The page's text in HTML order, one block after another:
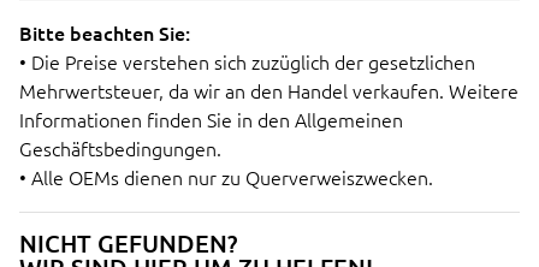
NICHT GEFUNDEN?
Bitte beachten Sie:
• Die Preise verstehen sich zuzüglich der gesetzlichen
Mehrwertsteuer, da wir an den Handel verkaufen. Weitere
Informationen finden Sie in den Allgemeinen
Geschäftsbedingungen.
• Alle OEMs dienen nur zu Querverweiszwecken.